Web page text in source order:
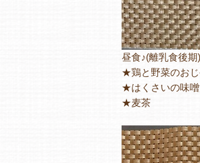
昼食♪(離乳食後期)
★鶏と野菜のお
★はくさいの味
★麦茶